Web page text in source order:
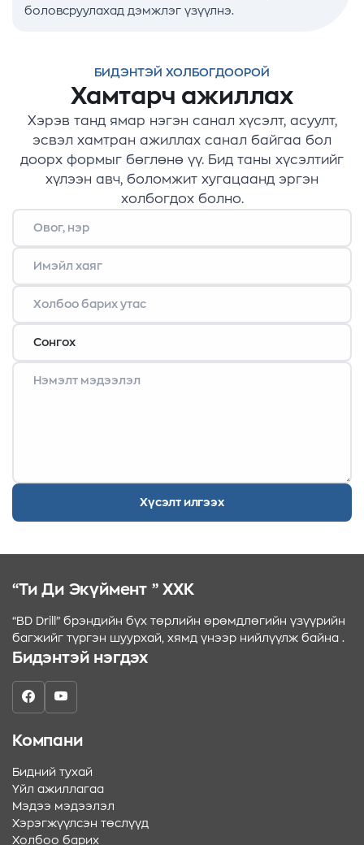
боловсруулахад дэмжлэг үзүүлнэ.
БИДЭНТЭЙ ХОЛБОГДООРОЙ
Хамтарч ажиллах
Хэрэв танд ямар нэгэн санал хүсэлт, асуулт,
эсвэл хамтран ажиллах санал байгаа бол
доорх формыг бөглөнө үү. Бид таны хүсэлтийг
хүлээн авч, боломжит хугацаанд эргэн
холбогдох болно.
Хүсэлт илгээх
“Ти Ди Экүймент ” ХХК
“BD Drill” брэндийн бүх төрлийн өрөмдлөгийн үзүүрийн
багжийг түргэн шуурхай, хямд үнээр нийлүүлж байна .
Бидэнтэй нэгдэх
Компани
Бидний тухай
Үйл ажиллагаа
Мэдээ мэдээлэл
Хэрэгжүүлсэн төслүүд
Холбоо барих